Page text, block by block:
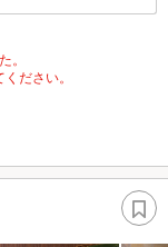
。
ださい。